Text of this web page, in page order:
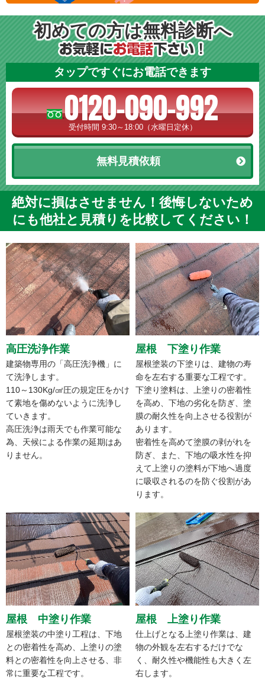
初めての方は無料診断へ
タップですぐにお電話できます
0120-090-992
受付時間 9:30～18:00（水曜日定休）
無料見積依頼
絶対に損はさせません！後悔しないため
にも他社と見積りを比較してください！
高圧洗浄作業
建築物専用の「高圧洗浄機」に
て洗浄します。
110～130Kg/㎠圧の規定圧をかけ
て素地を傷めないように洗浄し
ていきます。
高圧洗浄は雨天でも作業可能な
為、天候による作業の延期はあ
りません。
屋根 下塗り作業
屋根塗装の下塗りは、建物の寿
命を左右する重要な工程です。
下塗り塗料は、上塗りの密着性
を高め、下地の劣化を防ぎ、塗
膜の耐久性を向上させる役割が
あります。
密着性を高めて塗膜の剥がれを
防ぎ、また、下地の吸水性を抑
えて上塗りの塗料が下地へ過度
に吸収されるのを防ぐ役割があ
ります。
屋根 中塗り作業
屋根塗装の中塗り工程は、下地
との密着性を高め、上塗りの塗
料との密着性を向上させる、非
常に重要な工程です。
屋根 上塗り作業
仕上げとなる上塗り作業は、建
物の外観を左右するだけでな
く、耐久性や機能性も大きく左
右します。